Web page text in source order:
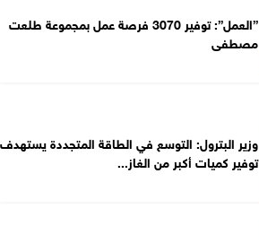
”العمل”: توفير 3070 فرصة عمل بمجموعة طلعت
مصطفى
وزير البترول: التوسع في الطاقة المتجددة يستهدف
توفير كميات أكبر من الغاز...